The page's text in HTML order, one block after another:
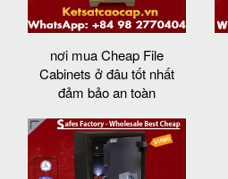
nơi mua Cheap File
Cabinets ở đâu tốt nhất
đảm bảo an toàn